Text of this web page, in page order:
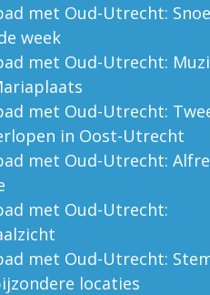
met Oud-Utrecht:
week
met Oud-Utrecht:
met Oud-Utrecht:
in Oost-Utrecht
met Oud-Utrecht:
met Oud-Utrecht:
met Oud-Utrecht:
locaties